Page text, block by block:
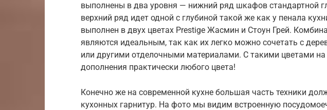
выполнены в два уровня — нижний ряд шкафов стандартной
верхний ряд идет одной с глубиной такой же как у пенала
выполнен в двух цветах Prestige Жасмин и Стоун Грей.
являются идеальным, так как их легко можно сочетать с
или другими отделочными материалами. С такими цветами на
дополнения практически любого цвета!
Конечно же на современной кухне большая часть техники
кухонных гарнитур. На фото мы видим встроенную